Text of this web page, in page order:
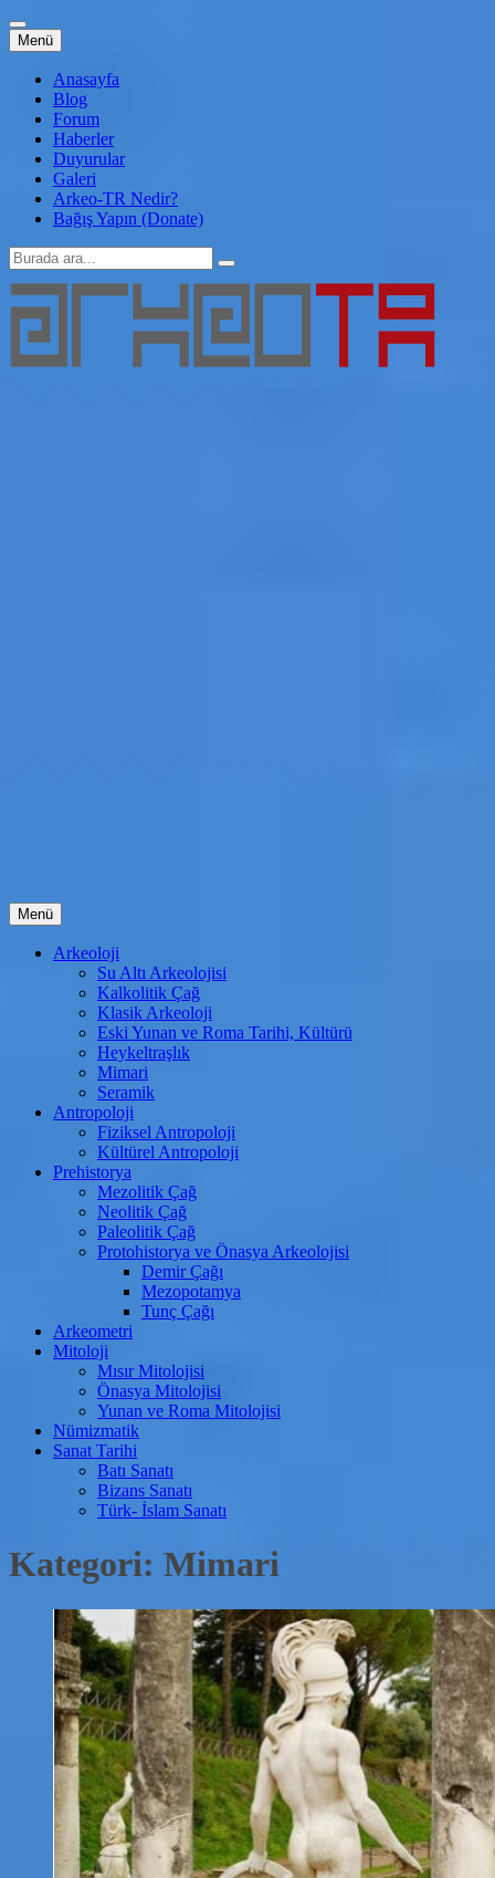
Menü İçeriğe
atla
Anasayfa
Blog
Forum
Haberler
Duyurular
Galeri
Arkeo-TR Nedir?
Bağış Yapın (Donate)
Arama:
Menü İçeriğe
atla
Arkeoloji
Su Altı Arkeolojisi
Kalkolitik Çağ
Klasik Arkeoloji
Eski Yunan ve Roma Tarihi, Kültürü
Heykeltraşlık
Mimari
Seramik
Antropoloji
Fiziksel Antropoloji
Kültürel Antropoloji
Prehistorya
Mezolitik Çağ
Neolitik Çağ
Paleolitik Çağ
Protohistorya ve Önasya Arkeolojisi
Demir Çağı
Mezopotamya
Tunç Çağı
Arkeometri
Mitoloji
Mısır Mitolojisi
Önasya Mitolojisi
Yunan ve Roma Mitolojisi
Nümizmatik
Sanat Tarihi
Batı Sanatı
Bizans Sanatı
Türk- İslam Sanatı
Kategori: Mimari